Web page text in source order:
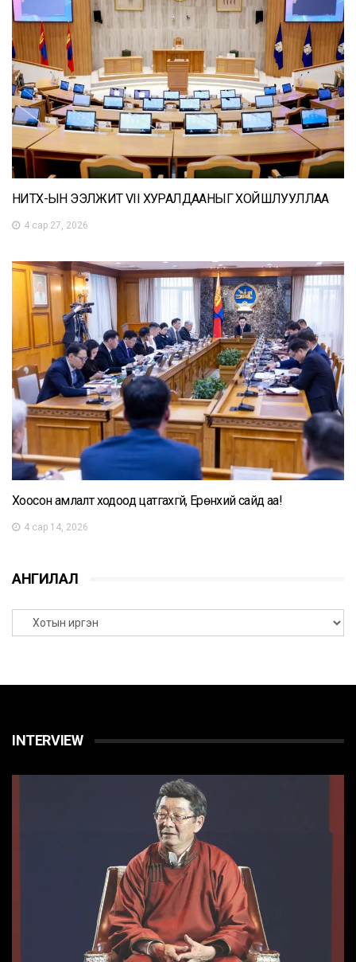
НИТХ-ЫН ЭЭЛЖИТ VII ХУРАЛДААНЫГ ХОЙШЛУУЛЛАА
4 сар 27, 2026
Хоосон амлалт ходоод цатгахгүй, Ерөнхий сайд аа!
4 сар 14, 2026
АНГИЛАЛ
INTERVIEW